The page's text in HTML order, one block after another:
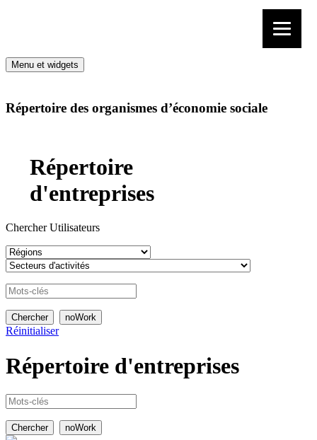
Menu et widgets
Répertoire des organismes d’économie sociale
Répertoire
d'entreprises
Chercher Utilisateurs
Réinitialiser
Répertoire d'entreprises